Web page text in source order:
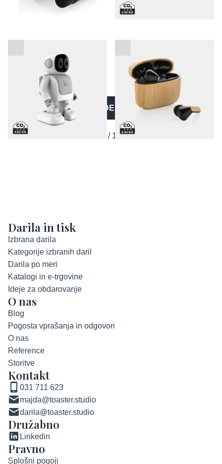
zvočnikom
Bamboo - FSC in RCS
VEČ IZDELKOV
1 / 12
Darila in tisk
Izbrana darila
Kategorije izbranih daril
Darila po meri
Katalogi in e-trgovine
Ideje za obdarovanje
O nas
Blog
Pogosta vprašanja in odgovori
O nas
Reference
Storitve
Kontakt
031 711 623
majda@toaster.studio
darila@toaster.studio
Družabno
Linkedin
Pravno
Splošni pogoji